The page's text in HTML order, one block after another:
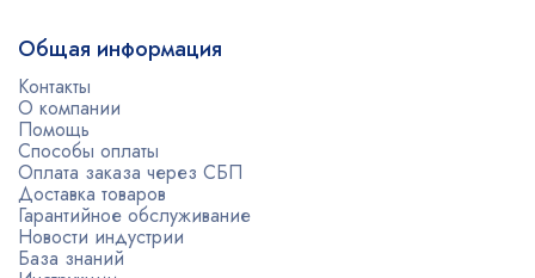
Общая информация
Контакты
О компании
Помощь
Способы оплаты
Оплата заказа через СБП
Доставка товаров
Гарантийное обслуживание
Новости индустрии
База знаний